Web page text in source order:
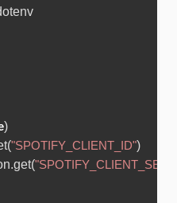
)
"SPOTIFY_CLIENT_ID")